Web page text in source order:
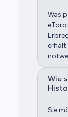
Was
erhält
Wie
Sie